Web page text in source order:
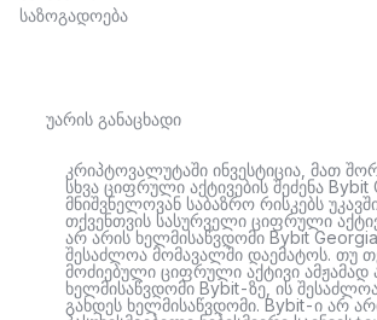
საზოგადოება
უარის განაცხადი
კრიპტოვალუტაში ინვესტიცია, მათ
სხვა ციფრული აქტივების შეძენა Bybit
მნიშვნელოვან საბაზრო რისკებს
თქვენთვის სასურველი ციფრული
არ არის ხელმისაწვდომი Bybit
შესაძლოა მომავალში დაემატოს. თუ
მოძიებული ციფრული აქტივი ამჟამად
ხელმისაწვდომი Bybit-ზე, ის
გახდეს ხელმისაწვდომი. Bybit-ი არ